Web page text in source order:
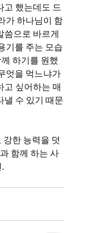
고 했는데도 드
가 하나님이 함
씀으로 바르게
기를 주는 모습
하기를 원했
엇을 먹느냐가
고 싶어하는 매
낼 수 있기 때문
함께 하는 사